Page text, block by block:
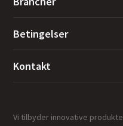
Betingelser
Kontakt
Vi tilbyder innovative